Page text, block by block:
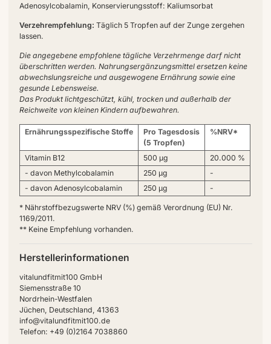
Adenosylcobalamin, Konservierungsstoff: Kaliumsorbat
Verzehrempfehlung: Täglich 5 Tropfen auf der Zunge zergehen
lassen.
Die angegebene empfohlene tägliche Verzehrmenge darf nicht
überschritten werden. Nahrungsergänzungsmittel ersetzen keine
abwechslungsreiche und ausgewogene Ernährung sowie eine
gesunde Lebensweise.
Das Produkt lichtgeschützt, kühl, trocken und außerhalb der
Reichweite von kleinen Kindern aufbewahren.
Ernährungsspezifische Stoffe
Pro Tagesdosis
(5 Tropfen)
%NRV*
Vitamin B12 500 µg
20.000 %
- davon Methylcobalamin
250 µg
-
- davon Adenosylcobalamin
250 µg -
* Nährstoffbezugswerte NRV (%) gemäß Verordnung (EU) Nr.
1169/2011.
** Keine Empfehlung vorhanden.
Herstellerinformationen
vitalundfitmit100 GmbH
Siemensstraße 10
Nordrhein-Westfalen
Jüchen, Deutschland, 41363
info@vitalundfitmit100.de
Telefon: +49 (0)2164 7038860